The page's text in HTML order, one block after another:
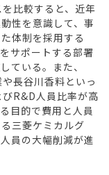
比較すると、近年
性を意識して、事
体制を採用する
サポートする部署
ている。また、
長谷川香料といっ
R&D人員比率が高
目的で費用と人員
三菱ケミカルグ
員の大幅削減が進